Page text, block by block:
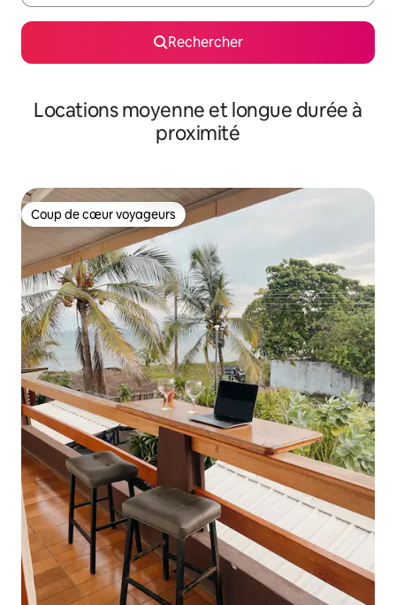
Rechercher
Locations moyenne et longue durée à
proximité
Coup de cœur voyageurs
Coup de cœur voyageurs